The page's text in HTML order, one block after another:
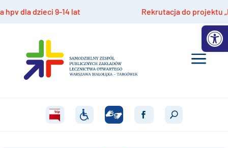
dla dzieci 9-14 lat Rekrutacja do projektu